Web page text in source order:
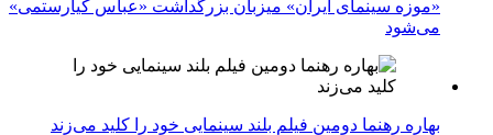
«موزه سینمای ایران» میزبان بزرگداشت «عباس کیارستمی»
می‌شود
بهاره رهنما دومین فیلم بلند سینمایی خود را کلید می‌زند